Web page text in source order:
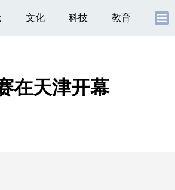
文化 科技 教育
在天津开幕